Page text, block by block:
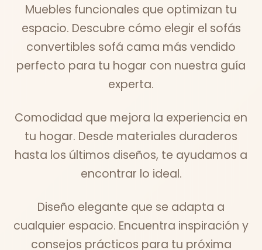
Muebles funcionales que optimizan tu
espacio. Descubre cómo elegir el sofás
convertibles sofá cama más vendido
perfecto para tu hogar con nuestra guía
experta.
Comodidad que mejora la experiencia en
tu hogar. Desde materiales duraderos
hasta los últimos diseños, te ayudamos a
encontrar lo ideal.
Diseño elegante que se adapta a
cualquier espacio. Encuentra inspiración y
consejos prácticos para tu próxima